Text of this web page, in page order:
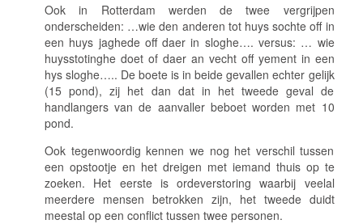
Ook in Rotterdam werden de twee vergrijpen
onderscheiden: …wie den anderen tot huys sochte off in
een huys jaghede off daer in sloghe…. versus: … wie
huysstotinghe doet of daer an vecht off yement in een
hys sloghe….. De boete is in beide gevallen echter gelijk
(15 pond), zij het dan dat in het tweede geval de
handlangers van de aanvaller beboet worden met 10
pond.
Ook tegenwoordig kennen we nog het verschil tussen
een opstootje en het dreigen met iemand thuis op te
zoeken. Het eerste is ordeverstoring waarbij veelal
meerdere mensen betrokken zijn, het tweede duidt
meestal op een conflict tussen twee personen.